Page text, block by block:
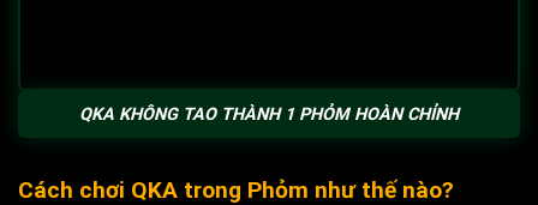
QKA KHÔNG TAO THÀNH 1 PHỎM HOÀN CHỈNH
Cách chơi QKA trong Phỏm như thế nào?